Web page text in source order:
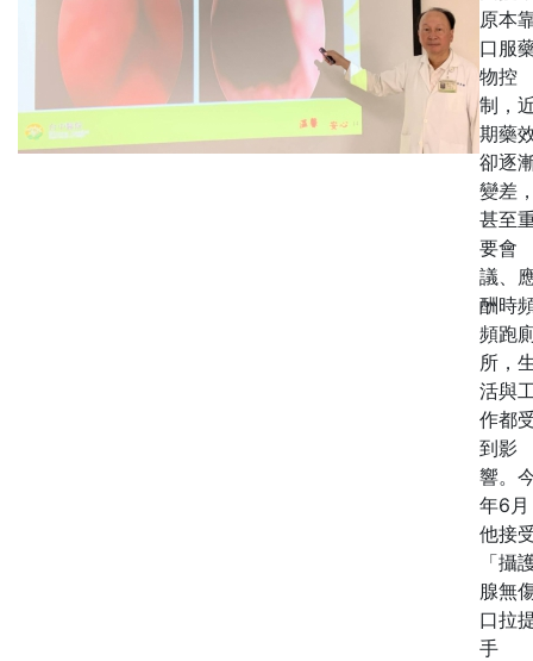
原本
口服
物控
制，
期藥
卻逐
變差
甚至
要會
議、
酬時
頻跑
所，
活與
作都
到影
響。
年6
他接
「攝
腺無
口拉
手